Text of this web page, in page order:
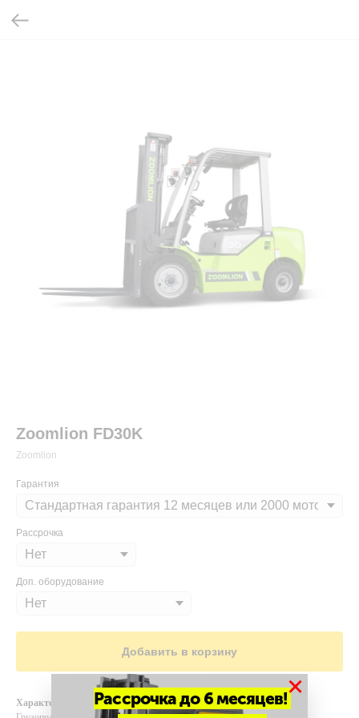
Zoomlion FD30K
Zoomlion
Гарантия
Рассрочка
Доп. оборудование
Добавить в корзину
Характеристики
Рассрочка до 6 месяцев!×